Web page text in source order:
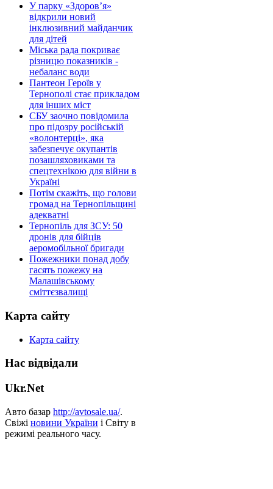
У парку «Здоров’я»
відкрили новий
інклюзивний майданчик
для дітей
Міська рада покриває
різницю показників -
небаланс води
Пантеон Героїв у
Тернополі стає прикладом
для інших міст
СБУ заочно повідомила
про підозру російській
«волонтерці», яка
забезпечує окупантів
позашляховиками та
спецтехнікою для війни в
Україні
Потім скажіть, що голови
громад на Тернопільщині
адекватні
Тернопіль для ЗСУ: 50
дронів для бійців
аеромобільної бригади
Пожежники понад добу
гасять пожежу на
Малашівському
сміттєзвалищі
Карта сайту
Карта сайту
Нас відвідали
Ukr.Net
Авто базар http://avtosale.ua/.
Свіжі новини України і Світу в
режимі реального часу.